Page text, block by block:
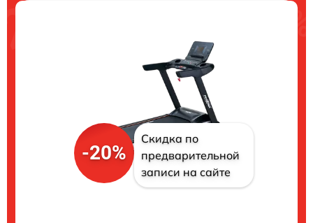
-20%
Скидка по
предварительной
записи на сайте